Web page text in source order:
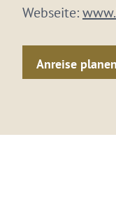
Webseite:
Anreise planen